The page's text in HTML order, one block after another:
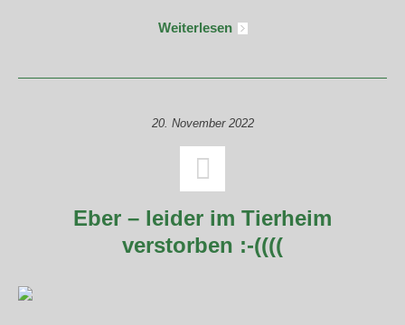
Weiterlesen
20. November 2022
Eber – leider im Tierheim
verstorben :-((((